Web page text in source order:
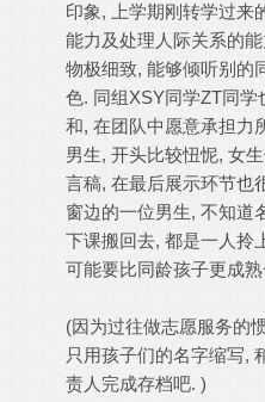
印象, 上学期刚转学过来
能力及处理人际关系的
物极细致, 能够倾听别的
色. 同组XSY同学ZT同
和, 在团队中愿意承担力
男生, 开头比较忸怩, 女
言稿, 在最后展示环节也
窗边的一位男生, 不知道
下课搬回去, 都是一人拎
可能要比同龄孩子更成
(因为过往做志愿服务的
只用孩子们的名字缩写,
责人完成存档吧. )